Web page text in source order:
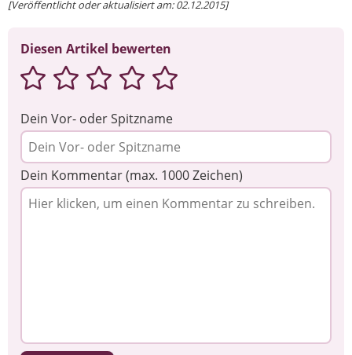
[Veröffentlicht oder aktualisiert am: 02.12.2015]
Diesen Artikel bewerten
Dein Vor- oder Spitzname
Dein Kommentar (max. 1000 Zeichen)